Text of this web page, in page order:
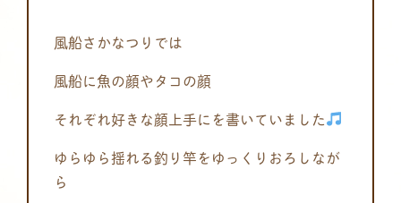
風船さかなつりでは
風船に魚の顔やタコの顔
それぞれ好きな顔上手にを書いていました
ゆらゆら揺れる釣り竿をゆっくりおろしなが
ら